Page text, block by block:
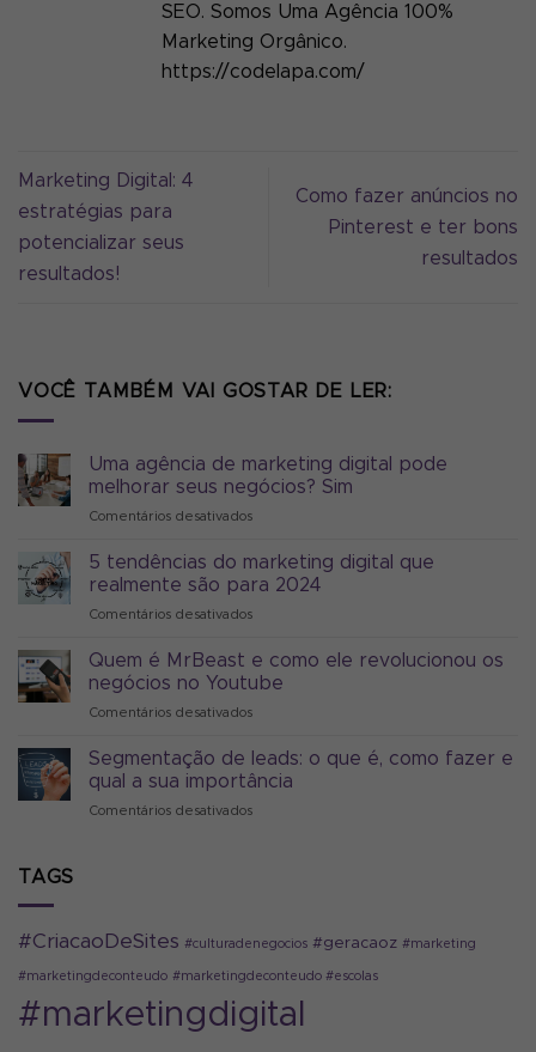
SEO. Somos Uma Agência 100%
Marketing Orgânico.
https://codelapa.com/
Marketing Digital: 4
estratégias para
potencializar seus
resultados!
Como fazer anúncios no
Pinterest e ter bons
resultados
VOCÊ TAMBÉM VAI GOSTAR DE LER:
Uma agência de marketing digital pode
melhorar seus negócios? Sim
Comentários desativados
agência
melhorar
seus
5 tendências do marketing digital que
realmente são para 2024
Comentários desativados
tendências
do
realmente
são
Quem é MrBeast e como ele revolucionou os
negócios no Youtube
Comentários desativados
é
MrBeast
Youtube
Segmentação de leads: o que é, como fazer e
qual a sua importância
Comentários desativados
como
fazer
qual
a
TAGS
#CriacaoDeSites #culturadenegocios #geracaoz #marketing
#marketingdeconteudo #marketingdeconteudo #escolas
#marketingdigital